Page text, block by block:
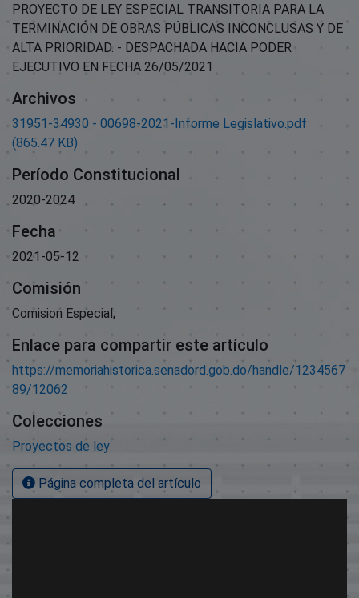
PROYECTO DE LEY ESPECIAL TRANSITORIA PARA LA
TERMINACIÓN DE OBRAS PÚBLICAS INCONCLUSAS Y DE
ALTA PRIORIDAD. - DESPACHADA HACIA PODER
EJECUTIVO EN FECHA 26/05/2021
Archivos
31951-34930 - 00698-2021-Informe Legislativo.pdf
(865.47 KB)
Período Constitucional
2020-2024
Fecha
2021-05-12
Comisión
Comision Especial;
Enlace para compartir este artículo
https://memoriahistorica.senadord.gob.do/handle/1234567
89/12062
Colecciones
Proyectos de ley
Página completa del artículo